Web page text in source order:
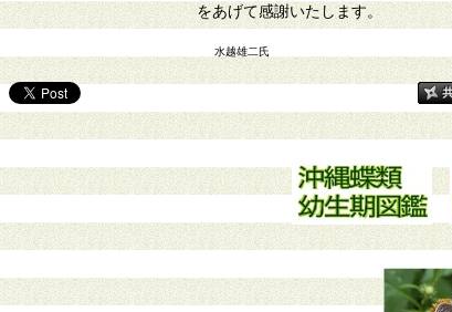
をあげて感謝いたします。
水越雄二氏